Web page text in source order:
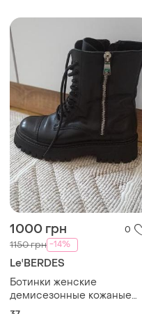
1000 грн 0
1150 грн -14%
Le'BERDES
Ботинки женские
демисезонные кожаные
черные 37 р